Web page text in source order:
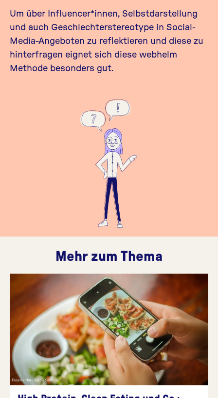
Um über Influencer*innen, Selbstdarstellung
und auch Geschlechterstereotype in Social-
Media-Angeboten zu reflektieren und diese zu
hinterfragen eignet sich diese webhelm
Methode besonders gut.
Mehr zum Thema